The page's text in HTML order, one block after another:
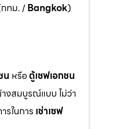
ทม. /Bangkok)
น หรือตู้เซฟเอกชน
งสมบูรณ์แบบ ไม่ว่า
ในการ เช่าเซฟ